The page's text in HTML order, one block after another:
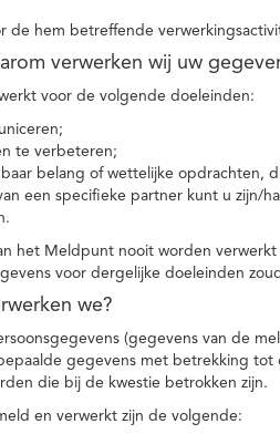
de hem betreffende
verwerken wij uw
voor de volgende doeleinden:
te verbeteren;
belang of wettelijke opdrachten,
een specifieke partner kunt u zijn/
het Meldpunt nooit worden
voor dergelijke doeleinden
we?
(gegevens van de
gegevens met betrekking
die bij de kwestie betrokken zijn.
en verwerkt zijn de volgende: